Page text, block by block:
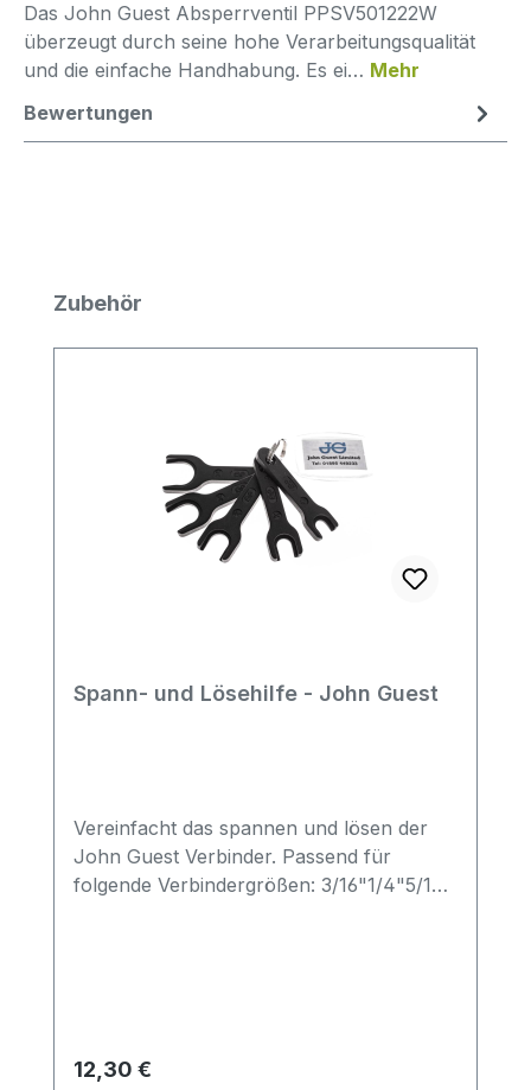
Das John Guest Absperrventil PPSV501222W
überzeugt durch seine hohe Verarbeitungsqualität
und die einfache Handhabung. Es ei… Mehr
Bewertungen
Produktgalerie überspringen
Zubehör
Spann- und Lösehilfe - John Guest
Vereinfacht das spannen und lösen der
John Guest Verbinder. Passend für
folgende Verbindergrößen: 3/16"1/4"5/16"
Regulärer Preis:
12,30 €